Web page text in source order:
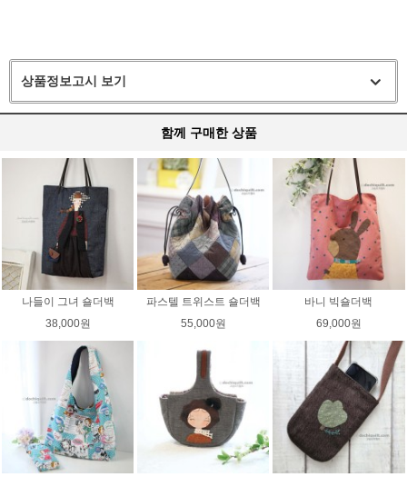
상품정보고시 보기
함께 구매한 상품
나들이 그녀 숄더백
38,000원
파스텔 트위스트 숄더백
55,000원
바니 빅숄더백
69,000원